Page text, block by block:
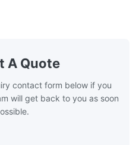
plate
/ Dual
A Quote
contact form below if you
will get back to you as soon